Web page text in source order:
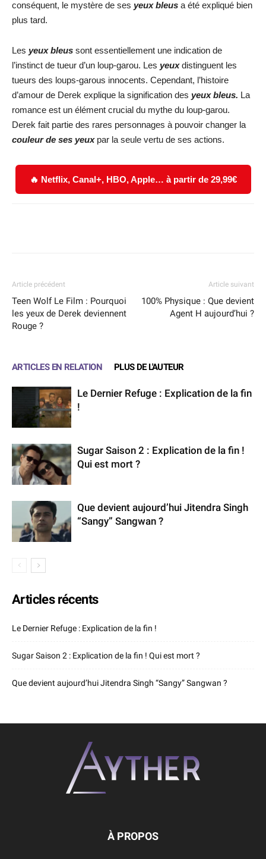
conséquent, le mystère de ses yeux bleus a été expliqué bien
plus tard.
Les yeux bleus sont essentiellement une indication de
l’instinct de tueur d’un loup-garou. Les yeuxdistinguent les
tueurs des loups-garous innocents. Cependant, l’histoire
d’amour de Derek explique la signification des yeux bleus. La
romance est un élément crucial du mythe du loup-garou.
Derek fait partie des rares personnages à pouvoir changer la
couleur de ses yeux par la seule vertu de ses actions.
🔥 Netflix, Canal+, HBO, Apple… à partir de 29,99€
Article précédent
Teen Wolf Le Film : Pourquoi
les yeux de Derek deviennent
Rouge ?
Article suivant
100% Physique : Que devient
Agent H aujourd’hui ?
ARTICLES EN RELATION PLUS DE L'AUTEUR
Le Dernier Refuge : Explication de la fin
!
Sugar Saison 2 : Explication de la fin !
Qui est mort ?
Que devient aujourd’hui Jitendra Singh
“Sangy” Sangwan ?
Articles récents
Le Dernier Refuge : Explication de la fin !
Sugar Saison 2 : Explication de la fin ! Qui est mort ?
Que devient aujourd’hui Jitendra Singh “Sangy” Sangwan ?
À PROPOS